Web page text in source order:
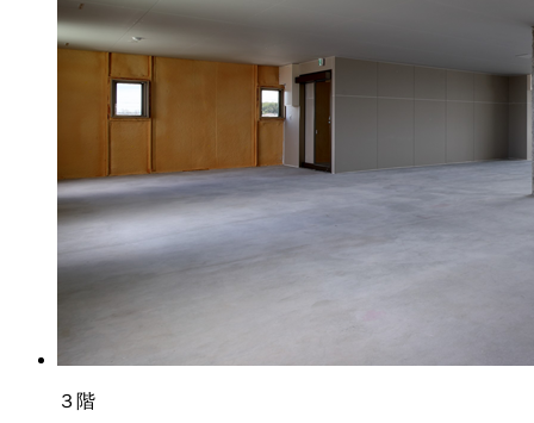
３階